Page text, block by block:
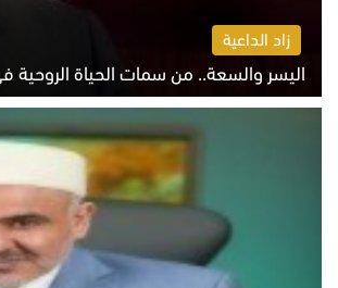
زاد الداعية
اليسر والسعة.. من سمات الحياة الروحية
الثلاثاء 4 أغسطس 2026 12:56 م